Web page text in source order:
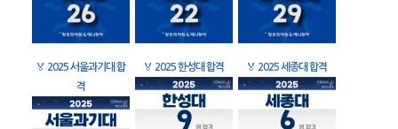
🏅 2025 서울과기대 합
격
🏅 2025 한성대 합격 🏅 2025 세종대 합격